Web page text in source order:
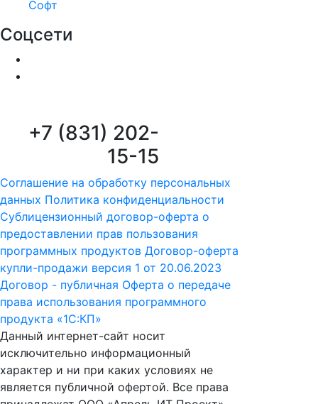
Софт
Соцсети
+7 (831) 202-
15-15
Соглашение на обработку персональных
данных Политика конфиденциальности
Сублицензионный договор-оферта о
предоставлении прав пользования
программных продуктов Договор-оферта
купли-продажи версия 1 от 20.06.2023
Договор - публичная Оферта о передаче
права использования программного
продукта «1С:КП»
Данный интернет-сайт носит
исключительно информационный
характер и ни при каких условиях не
является публичной офертой. Все права